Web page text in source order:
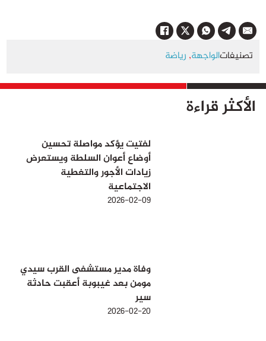
الأكثر قراءة
لفتيت يؤكد مواصلة تحسين
أوضاع أعوان السلطة ويستعرض
زيادات الأجور والتغطية
الاجتماعية
2026-02-09
وفاة مدير مستشفى القرب سيدي
مومن بعد غيبوبة أعقبت حادثة
سير
2026-02-20
الواجهة, رياضة تصنيفات